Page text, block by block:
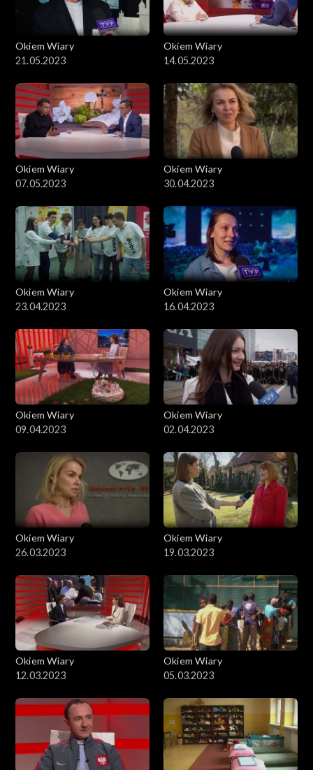
Okiem Wiary
21.05.2023
Okiem Wiary
14.05.2023
Okiem Wiary
07.05.2023
Okiem Wiary
30.04.2023
Okiem Wiary
23.04.2023
Okiem Wiary
16.04.2023
Okiem Wiary
09.04.2023
Okiem Wiary
02.04.2023
Okiem Wiary
26.03.2023
Okiem Wiary
19.03.2023
Okiem Wiary
12.03.2023
Okiem Wiary
05.03.2023